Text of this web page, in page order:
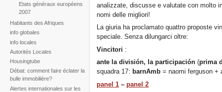
Etats généraux européens
2007
Habitants des Afriques
info globales
info locales
Autorités Locales
Housingtube
Débat: comment faire éclater la
bulle immobilière?
Alertes internationales sur les
analizzate, discusse e valutate con molto
nomi delle migliori!
La giuria ha proclamato quattro proposte
speciale. Senza dilungarci oltre:
Vincitori :
ante la división, la participación(prima
squadra 17: barnAmb = naomi ferguson +
panel 1 –panel 2